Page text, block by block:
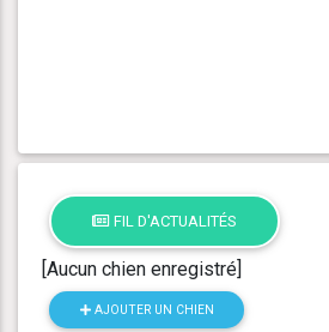
FIL D'ACTUALITÉS
[Aucun chien enregistré]
AJOUTER UN CHIEN